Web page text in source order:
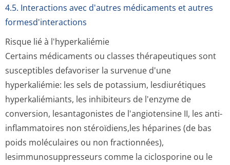
4.5. Interactions avec d'autres médicaments et autres
formesd'interactions
Risque lié à l'hyperkaliémie
Certains médicaments ou classes thérapeutiques sont
susceptibles defavoriser la survenue d'une
hyperkaliémie: les sels de potassium, lesdiurétiques
hyperkaliémiants, les inhibiteurs de l'enzyme de
conversion, lesantagonistes de l'angiotensine II, les anti-
inflammatoires non stéroïdiens,les héparines (de bas
poids moléculaires ou non fractionnées),
lesimmunosuppres­seurs comme la ciclosporine ou le